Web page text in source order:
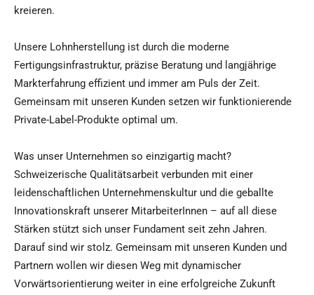
kreieren.
Unsere Lohnherstellung ist durch die moderne
Fertigungsinfrastruktur, präzise Beratung und langjährige
Markterfahrung effizient und immer am Puls der Zeit.
Gemeinsam mit unseren Kunden setzen wir funktionierende
Private-Label-Produkte optimal um.
Was unser Unternehmen so einzigartig macht?
Schweizerische Qualitätsarbeit verbunden mit einer
leidenschaftlichen Unternehmenskultur und die geballte
Innovationskraft unserer MitarbeiterInnen – auf all diese
Stärken stützt sich unser Fundament seit zehn Jahren.
Darauf sind wir stolz. Gemeinsam mit unseren Kunden und
Partnern wollen wir diesen Weg mit dynamischer
Vorwärtsorientierung weiter in eine erfolgreiche Zukunft